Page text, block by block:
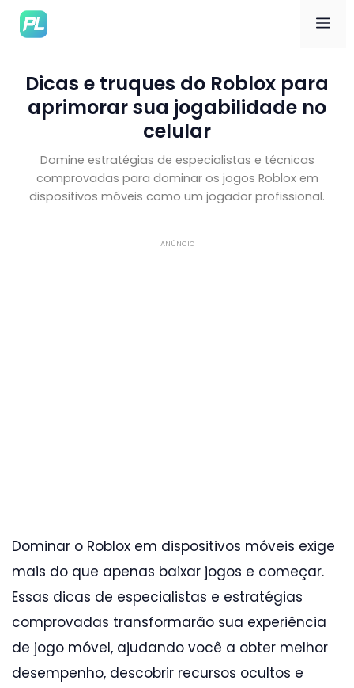
Dicas e truques do Roblox para
aprimorar sua jogabilidade no
celular
Domine estratégias de especialistas e técnicas
comprovadas para dominar os jogos Roblox em
dispositivos móveis como um jogador profissional.
ANÚNCIO
Dominar o Roblox em dispositivos móveis exige
mais do que apenas baixar jogos e começar.
Essas dicas de especialistas e estratégias
comprovadas transformarão sua experiência
de jogo móvel, ajudando você a obter melhor
desempenho, descobrir recursos ocultos e